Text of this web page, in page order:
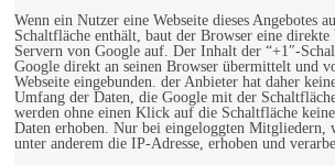
Wenn ein Nutzer eine Webseite dieses Angebotes
Schaltfläche enthält, baut der Browser eine
Servern von Google auf. Der Inhalt der “+1″-
Google direkt an seinen Browser übermittelt und
Webseite eingebunden. der Anbieter hat daher
Umfang der Daten, die Google mit der
werden ohne einen Klick auf die Schaltfläche keine
Daten erhoben. Nur bei eingeloggten Mitgliedern,
unter anderem die IP-Adresse, erhoben und